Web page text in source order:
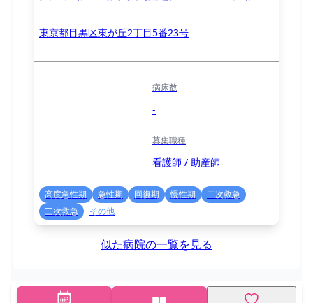
東京都目黒区東が丘2丁目5番23号
病床数
-
募集職種
看護師 / 助産師
高度急性期 急性期 回復期 慢性期
二次救急
三次救急
その他
似た病院の一覧を見る